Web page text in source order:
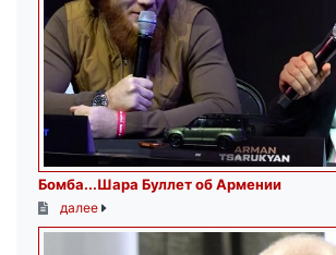
Бомба...Шара Буллет об Армении
далее